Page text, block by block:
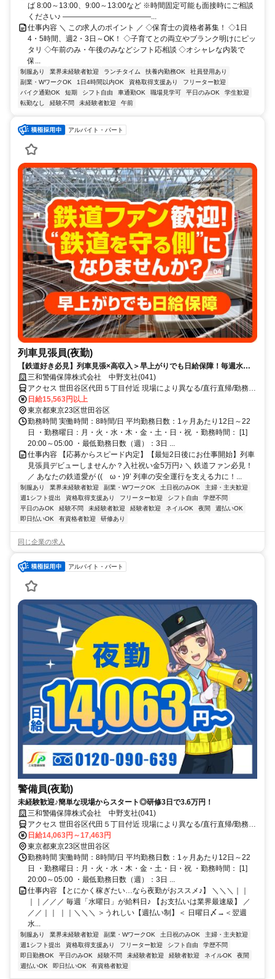
ば 8:00～13:00、9:00～13:00など ※時間固定可能も面接時にご相談
ください♪ ――――――――――――...
仕事内容 ＼ この求人のポイント ／ ◇保育士の資格者募集！ ◇1日
4・5時間、週2・3日～OK！ ◇子育てとの両立やブランク明けにピッ
タリ ◇午前のみ・午後のみなどシフト応相談 ◇オシャレな内装で
保...
制服あり 業界未経験者歓迎 ランチタイム 扶養内勤務OK
社員登用あり
副業・WワークOK
1日4時間以内OK 資格取得支援あり
フリーター歓迎
バイク通勤OK
短期 シフト自由 車通勤OK 職場見学可 平日のみOK
学生歓迎
転勤なし
経験不問 未経験者歓迎 午前
アルバイト・パート
列車見張員(夜勤)
【鉄道好き必見】列車見張×高収入＞早上がりでも日給保障！毎週水曜
が給料日！日払いもOK！
三和警備保障株式会社 中野支社(041)
アクセス 世田谷区代田５丁目付近 現場により異なる/直行直帰/勤務地
相談可 ■電話面接■来社不要■即日勤務
日給15,563円以上
東京都東京23区世田谷区
勤務時間 実働時間：8時間/日 平均勤務日数：1ヶ月あたり12日～22
日 ・勤務曜日：月・火・水・木・金・土・日・祝 ・勤務時間： [1]
20:00～05:00 ・最低勤務日数（週）：3日 ...
仕事内容 【応募からスピード内定】【最短2日後にお仕事開始】列車
見張員デビューしませんか？入社祝い金5万円♪ ＼ 鉄道ファン必見！
／ あなたの鉄道愛が ((ゝω・)9’ 列車の安全運行を支える力に！...
制服あり 業界未経験者歓迎 副業・WワークOK 土日祝のみOK
主婦・主夫歓迎
週1シフト提出
資格取得支援あり フリーター歓迎 シフト自由
学歴不問
平日のみOK
経験不問 未経験者歓迎 経験者歓迎 ネイルOK 夜間
週払いOK
即日払いOK
有資格者歓迎 研修あり
同じ企業の求人
アルバイト・パート
警備員(夜勤)
未経験歓迎♪簡単な現場からスタート◎研修3日で3.6万円！
三和警備保障株式会社 中野支社(041)
アクセス 世田谷区代田５丁目付近 現場により異なる/直行直帰/勤務地
相談可 ■電話面接■来社不要■即日勤務
日給14,063円～17,463円
東京都東京23区世田谷区
勤務時間 実働時間：8時間/日 平均勤務日数：1ヶ月あたり12日～22
日 ・勤務曜日：月・火・水・木・金・土・日・祝 ・勤務時間： [1]
20:00～05:00 ・最低勤務日数（週）：3日 ...
仕事内容 【とにかく稼ぎたい…なら夜勤がおススメ♪】 ＼＼＼｜｜
｜｜／／／ 毎週「水曜日」が給料日♪ 【お支払いは業界最速級】 ／
／／｜｜ ｜｜＼＼＼ ＞うれしい【週払い制】＜ 日曜日〆→＜翌週
水...
制服あり 業界未経験者歓迎 副業・WワークOK 土日祝のみOK
主婦・主夫歓迎
週1シフト提出
資格取得支援あり フリーター歓迎 シフト自由
学歴不問
即日勤務OK
平日のみOK 経験不問 未経験者歓迎 経験者歓迎 ネイルOK
夜間
週払いOK
即日払いOK 有資格者歓迎